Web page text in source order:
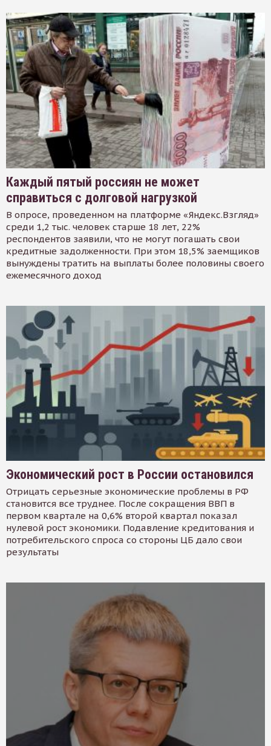
Каждый пятый россиян не может
справиться с долговой нагрузкой
В опросе, проведенном на платформе «Яндекс.Взгляд»
среди 1,2 тыс. человек старше 18 лет, 22%
респондентов заявили, что не могут погашать свои
кредитные задолженности. При этом 18,5% заемщиков
вынуждены тратить на выплаты более половины своего
ежемесячного доход
Экономический рост в России остановился
Отрицать серьезные экономические проблемы в РФ
становится все труднее. После сокращения ВВП в
первом квартале на 0,6% второй квартал показал
нулевой рост экономики. Подавление кредитования и
потребительского спроса со стороны ЦБ дало свои
результаты